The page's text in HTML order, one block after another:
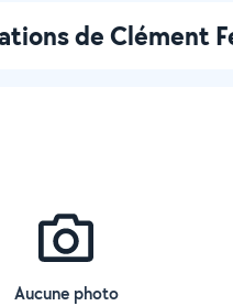
de Clément
Aucune photo